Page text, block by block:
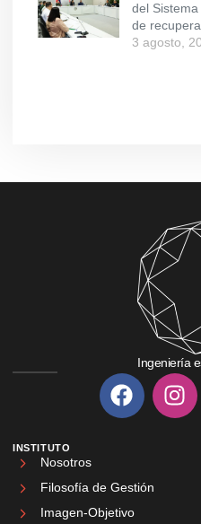
del
de
3 agosto,
Ingeniería
INSTITUTO
Nosotros
Filosofía de Gestión
Imagen-Objetivo